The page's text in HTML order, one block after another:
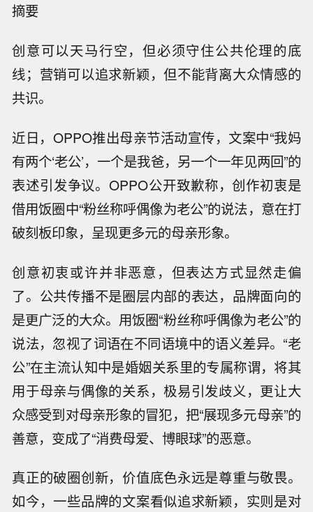
摘要
创意可以天马行空，但必须守住公共伦理的底
线；营销可以追求新颖，但不能背离大众情感的
共识。
近日，OPPO推出母亲节活动宣传，文案中“我妈
有两个‘老公’，一个是我爸，另一个一年见两回”的
表述引发争议。OPPO公开致歉称，创作初衷是
借用饭圈中“粉丝称呼偶像为老公”的说法，意在打
破刻板印象，呈现更多元的母亲形象。
创意初衷或许并非恶意，但表达方式显然走偏
了。公共传播不是圈层内部的表达，品牌面向的
是更广泛的大众。用饭圈“粉丝称呼偶像为老公”的
说法，忽视了词语在不同语境中的语义差异。“老
公”在主流认知中是婚姻关系里的专属称谓，将其
用于母亲与偶像的关系，极易引发歧义，更让大
众感受到对母亲形象的冒犯，把“展现多元母亲”的
善意，变成了“消费母爱、博眼球”的恶意。
真正的破圈创新，价值底色永远是尊重与敬畏。
如今，一些品牌的文案看似追求新颖，实则是对